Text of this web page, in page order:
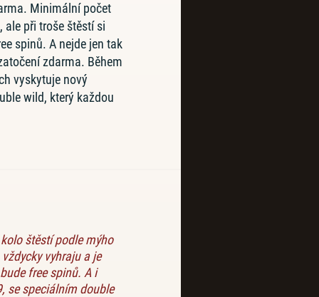
Minimální počet
ale při troše štěstí si
spinů. A nejde jen tak
zdarma. Během
vyskytuje nový
wild, který každou
štěstí podle mýho
vyhraju a je
free spinů. A i
se speciálním double